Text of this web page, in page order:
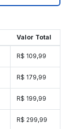
Valor Total
R$ 109,99
R$ 179,99
R$ 199,99
R$ 299,99